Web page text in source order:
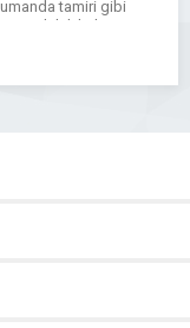
tamiri gibi
kilitli kalan ev